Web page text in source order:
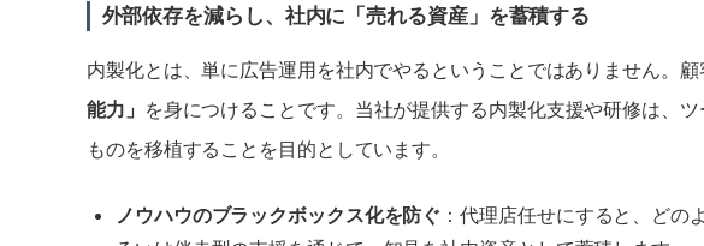
外部依存を減らし、社内に「売れる資産」を蓄積する
内製化とは、単に広告運用を社内でやるということではありません。
能力」 を身につけることです。当社が提供する内製化支援や研修は、
ものを移植することを目的としています。
ノウハウのブラックボックス化を防ぐ ：代理店任せにすると、ど